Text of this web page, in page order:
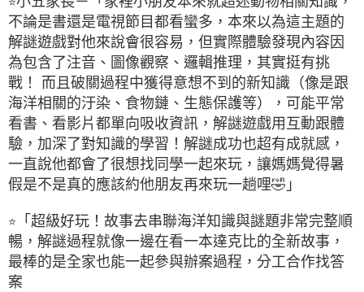
不論是書還是電視節目都看蠻多，本來以為這主題的
解謎遊戲對他來說會很容易，但實際體驗發現內容因
為包含了注音、圖像觀察、邏輯推理，其實挺有挑
戰！ 而且破關過程中獲得意想不到的新知識（像是跟
海洋相關的汙染、食物鏈、生態保護等），可能平常
看書、看影片都單向吸收資訊，解謎遊戲用互動跟體
驗，加深了對知識的學習！解謎成功也超有成就感，
一直說他都會了很想找同學一起來玩，讓媽媽覺得暑
假是不是真的應該約他朋友再來玩一趟哩🤣」
⭐
「超級好玩！故事去串聯海洋知識與謎題非常完整順
暢，解謎過程就像一邊在看一本達克比的全新故事，
最棒的是全家也能一起參與辦案過程，分工合作找答
案